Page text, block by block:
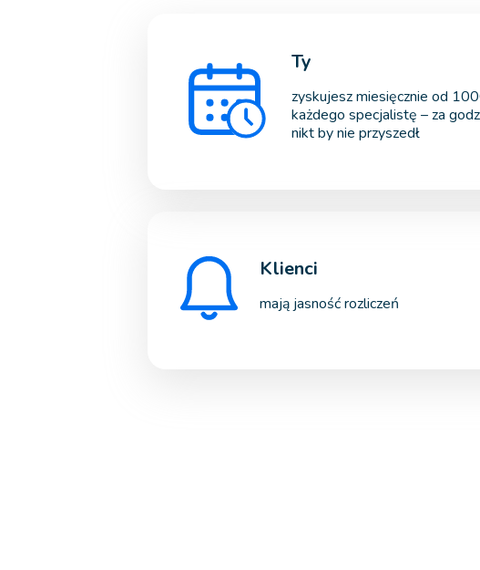
Ty
zyskujesz miesięcznie od
każdego specjalistę – za
nikt by nie przyszedł
Klienci
mają jasność rozliczeń